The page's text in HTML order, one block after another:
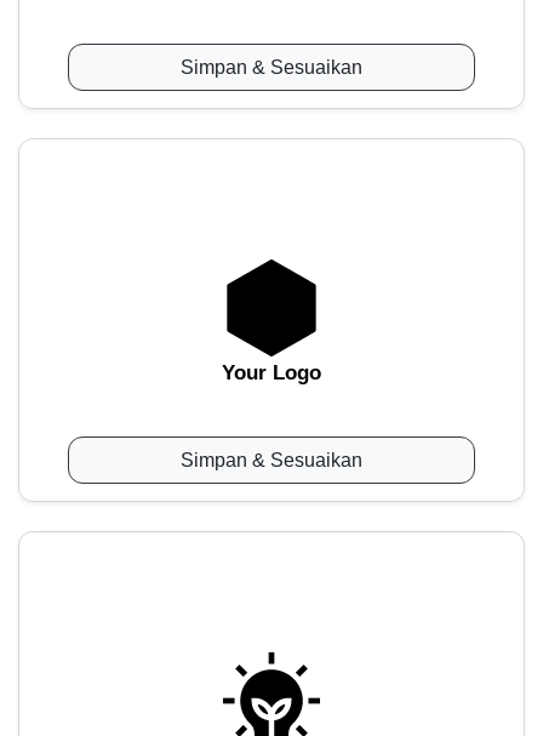
Simpan & Sesuaikan
Your Logo
Simpan & Sesuaikan